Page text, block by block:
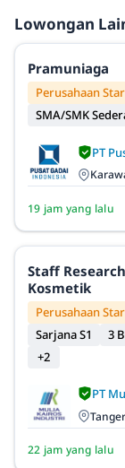
Lowongan
Pramuniaga
Perusahaan
SMA/SMK
PT
19 jam yang lalu
Staff
Kosmetik
Perusahaan
Sarjana S1
3
+2
PT
22 jam yang lalu